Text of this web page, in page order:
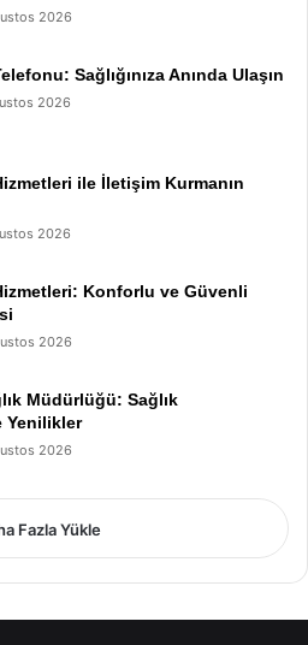
2026
Sağlığınıza Anında Ulaşın
2026
ile İletişim Kurmanın
2026
Konforlu ve Güvenli
2026
Müdürlüğü: Sağlık
Yenilikler
2026
Fazla Yükle